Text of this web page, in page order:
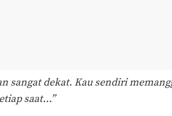
sangat dekat. Kau sendiri
saat…”